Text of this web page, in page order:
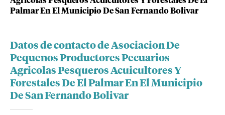
Palmar En El Municipio De San Fernando Bolivar
Datos de contacto de Asociacion De
Pequenos Productores Pecuarios
Agricolas Pesqueros Acuicultores Y
Forestales De El Palmar En El Municipio
De San Fernando Bolivar